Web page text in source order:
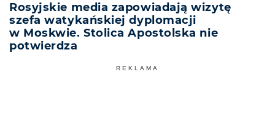
Rosyjskie media zapowiadają wizytę
szefa watykańskiej dyplomacji
w Moskwie. Stolica Apostolska nie
potwierdza
REKLAMA